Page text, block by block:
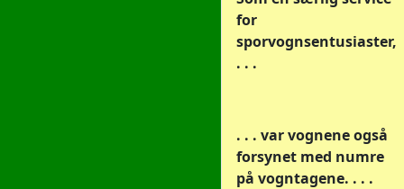
for
sporvognsentusiaster,
. . .
. . . var vognene også
forsynet med numre
på vogntagene. . . .